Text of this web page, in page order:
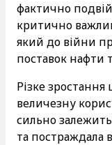
фактично
критично
який до війни
поставок нафти
Різке зростання
величезну
сильно
та постраждала